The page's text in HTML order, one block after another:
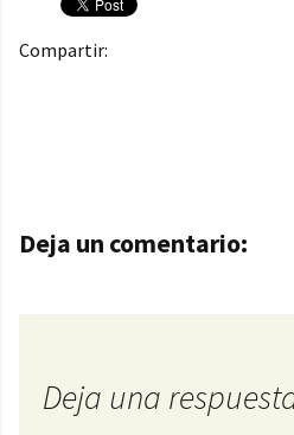
Compartir:
Navegación de
Deja un comentario:
Deja una